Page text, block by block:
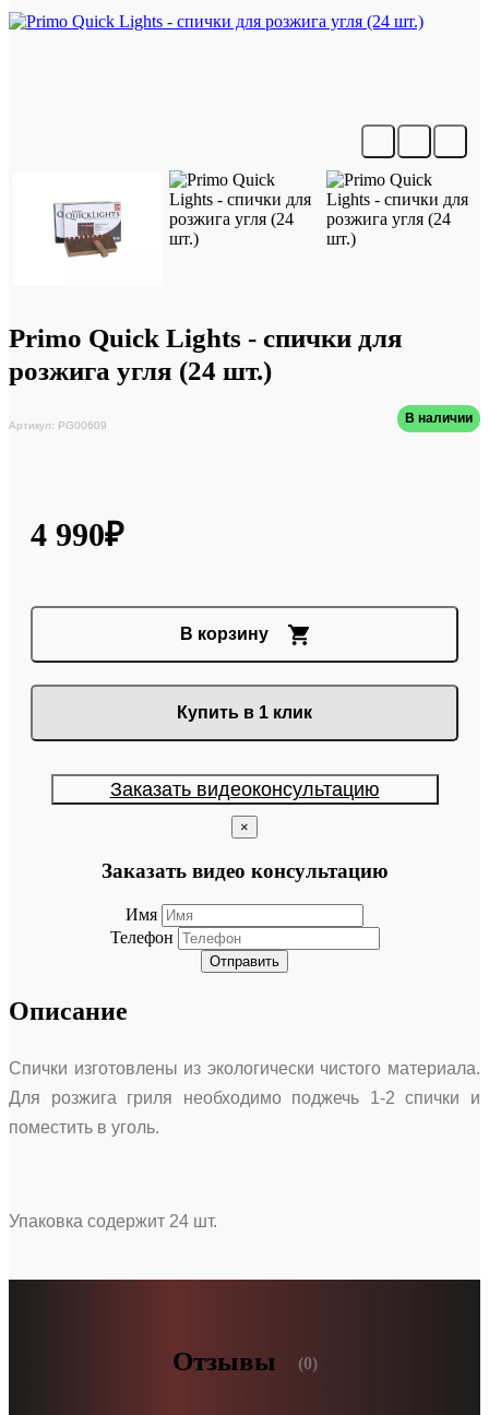
Primo Quick Lights - спички для
розжига угля (24 шт.)
Артикул: PG00609 В наличии
4 990₽
В корзину
Купить в 1 клик
Заказать видеоконсультацию
×
Заказать видео консультацию
Имя
Телефон
Отправить
Описание
Спички изготовлены из экологически чистого материала.
Для розжига гриля необходимо поджечь 1-2 спички и
поместить в уголь.
Упаковка содержит 24 шт.
Отзывы (0)